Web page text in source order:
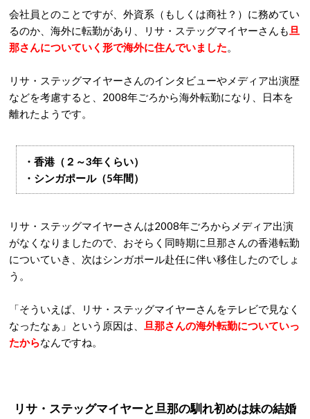
会社員とのことですが、外資系（もしくは商社？）に務めてい
るのか、海外に転勤があり、リサ・ステッグマイヤーさんも旦
那さんについていく形で海外に住んでいました。
リサ・ステッグマイヤーさんのインタビューやメディア出演歴
などを考慮すると、2008年ごろから海外転勤になり、日本を
離れたようです。
・香港（２～3年くらい）
・シンガポール（5年間）
リサ・ステッグマイヤーさんは2008年ごろからメディア出演
がなくなりましたので、おそらく同時期に旦那さんの香港転勤
についていき、次はシンガポール赴任に伴い移住したのでしょ
う。
「そういえば、リサ・ステッグマイヤーさんをテレビで見なく
なったなぁ」という原因は、 旦那さんの海外転勤についていっ
たからなんですね。
リサ・ステッグマイヤーと旦那の馴れ初めは妹の結婚